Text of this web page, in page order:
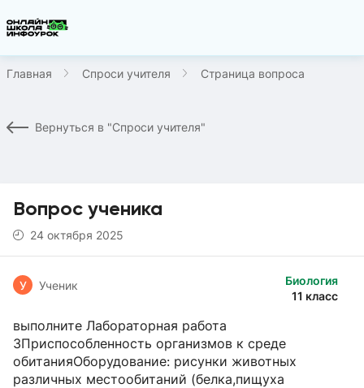
Главная Спроси учителя Страница вопроса
Вернуться в "Спроси учителя"
Вопрос ученика
24 октября 2025
Биология
11 класс
У Ученик
выполните Лабораторная работа
3Приспособленность организмов к среде
обитанияОборудование: рисунки животных
различных местообитаний (белка,пищуха